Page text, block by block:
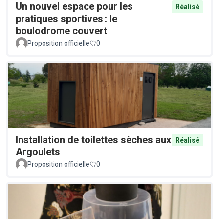
Un nouvel espace pour les
pratiques sportives : le
boulodrome couvert
Réalisé
Proposition officielle 0
Installation de toilettes sèches aux
Argoulets
Réalisé
Proposition officielle 0